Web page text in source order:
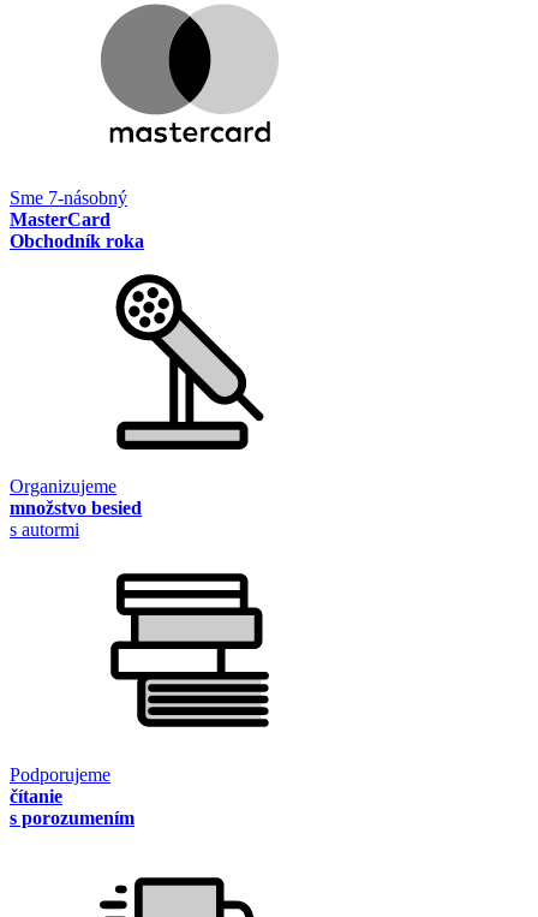
Sme 7-násobný
MasterCard
Obchodník roka
Organizujeme
množstvo besied
s autormi
Podporujeme
čítanie
s porozumením